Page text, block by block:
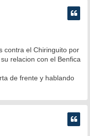
contra el Chiringuito por
relacion con el Benfica
de frente y hablando